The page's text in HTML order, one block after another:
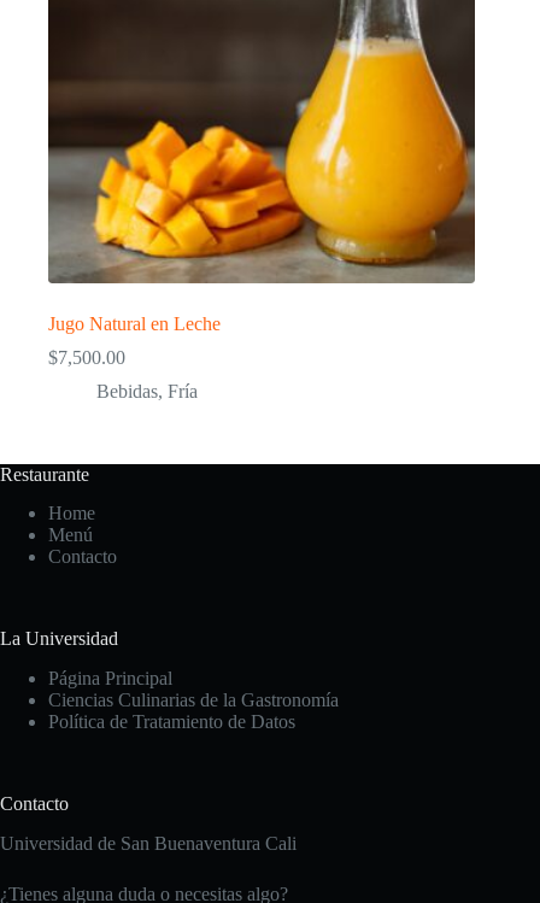
Jugo Natural en Leche
$7,500.00
Bebidas, Fría
Restaurante
Home
Menú
Contacto
La Universidad
Página Principal
Ciencias Culinarias de la Gastronomía
Política de Tratamiento de Datos
Contacto
Universidad de San Buenaventura Cali
¿Tienes alguna duda o necesitas algo?